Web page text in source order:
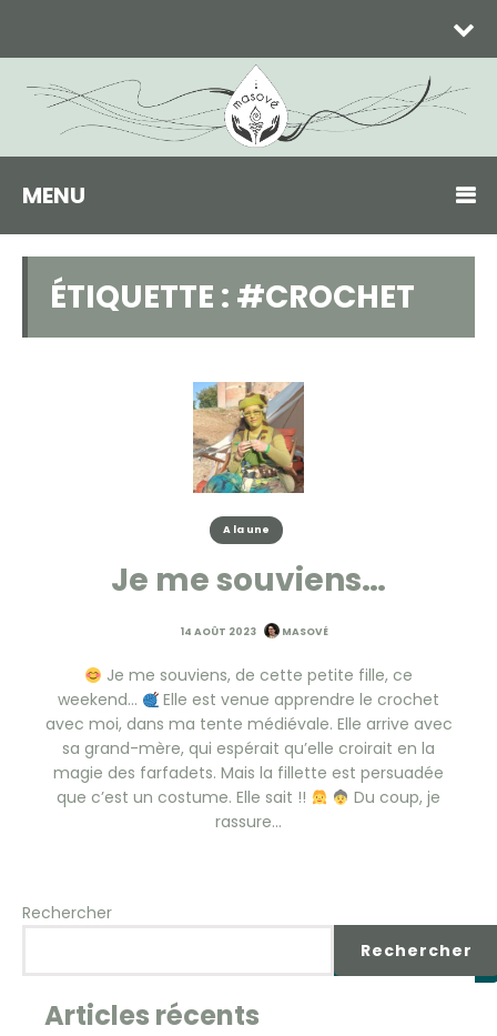
MENU
ÉTIQUETTE : #CROCHET
A la une
Je me souviens…
14 AOÛT 2023 MASOVÉ
Je me souviens, de cette petite fille, ce
weekend…
Elle est venue apprendre le crochet
avec moi, dans ma tente médiévale. Elle arrive avec
sa grand-mère, qui espérait qu’elle croirait en la
magie des farfadets. Mais la fillette est persuadée
que c’est un costume. Elle sait !!
Du coup, je
rassure…
Rechercher
Rechercher
Articles récents